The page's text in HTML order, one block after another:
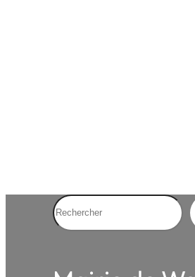
Rechercher